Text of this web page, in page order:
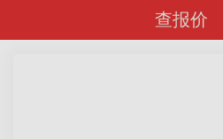
查报价